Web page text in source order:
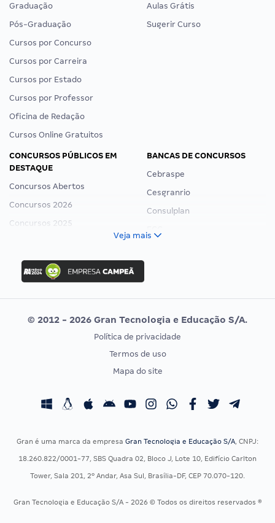
Graduação
Pós-Graduação
Cursos por Concurso
Cursos por Carreira
Cursos por Estado
Cursos por Professor
Oficina de Redação
Cursos Online Gratuitos
Aulas Grátis
Sugerir Curso
CONCURSOS PÚBLICOS EM
DESTAQUE
Concursos Abertos
Concursos 2026
Concursos 2025
Concurso Ibama
Concurso MPU
Editais publicados
BANCAS DE CONCURSOS
Cebraspe
Cesgranrio
Consulplan
Vunesp
CONCURSOS POR PROFISSÃO
Concursos Fiscais
Concursos Saúde
Residência Multiprofissional
EXAME DE ORDEM
Calendário OAB
Veja mais
© 2012 - 2026 Gran Tecnologia e Educação S/A.
Política de privacidade
Termos de uso
Mapa do site
Gran é uma marca da empresa Gran Tecnologia e Educação S/A, CNPJ:
18.260.822/0001-77, SBS Quadra 02, Bloco J, Lote 10, Edifício Carlton
Tower, Sala 201, 2º Andar, Asa Sul, Brasília-DF, CEP 70.070-120.
Gran Tecnologia e Educação S/A - 2026 © Todos os direitos reservados ®